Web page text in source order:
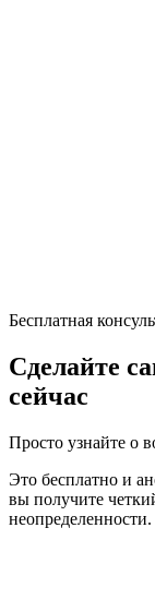
Бесплатная
Сделайте
сейчас
Просто узнайте о
Это бесплатно и
вы получите
неопределенности.